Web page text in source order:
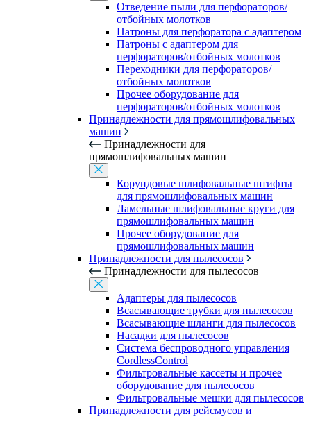
Отведение пыли для перфораторов/
отбойных молотков
Патроны для перфоратора с адаптером
Патроны с адаптером для
перфораторов/отбойных молотков
Переходники для перфораторов/
отбойных молотков
Прочее оборудование для
перфораторов/отбойных молотков
Принадлежности для прямошлифовальных
машин
Принадлежности для
прямошлифовальных машин
Корундовые шлифовальные штифты
для прямошлифовальных машин
Ламельные шлифовальные круги для
прямошлифовальных машин
Прочее оборудование для
прямошлифовальных машин
Принадлежности для пылесосов
Принадлежности для пылесосов
Адаптеры для пылесосов
Всасывающие трубки для пылесосов
Всасывающие шланги для пылесосов
Насадки для пылесосов
Система беспроводного управления
CordlessControl
Фильтровальные кассеты и прочее
оборудование для пылесосов
Фильтровальные мешки для пылесосов
Принадлежности для рейсмусов и